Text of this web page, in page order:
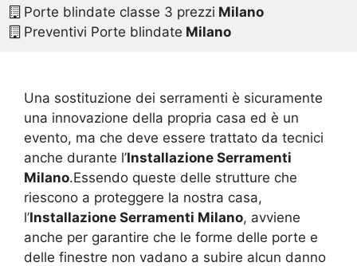
Porte blindate classe 3 prezzi Milano
Preventivi Porte blindate Milano
Una sostituzione dei serramenti è sicuramente
una innovazione della propria casa ed è un
evento, ma che deve essere trattato da tecnici
anche durante l’Installazione Serramenti
Milano.Essendo queste delle strutture che
riescono a proteggere la nostra casa,
l’Installazione Serramenti Milano, avviene
anche per garantire che le forme delle porte e
delle finestre non vadano a subire alcun danno